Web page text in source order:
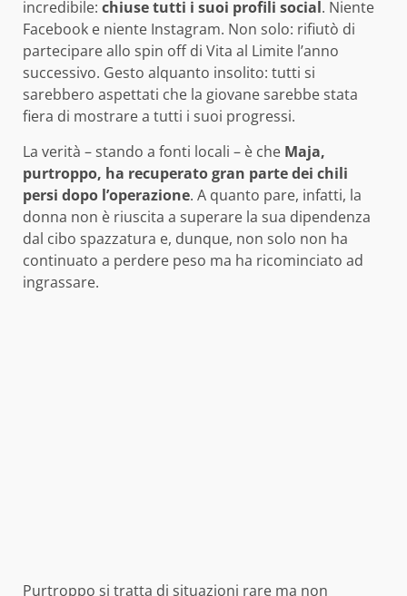
incredibile: chiuse tutti i suoi profili social. Niente
Facebook e niente Instagram. Non solo: rifiutò di
partecipare allo spin off di Vita al Limite l’anno
successivo. Gesto alquanto insolito: tutti si
sarebbero aspettati che la giovane sarebbe stata
fiera di mostrare a tutti i suoi progressi.
La verità – stando a fonti locali – è che Maja,
purtroppo, ha recuperato gran parte dei chili
persi dopo l’operazione. A quanto pare, infatti, la
donna non è riuscita a superare la sua dipendenza
dal cibo spazzatura e, dunque, non solo non ha
continuato a perdere peso ma ha ricominciato ad
ingrassare.
Purtroppo si tratta di situazioni rare ma non